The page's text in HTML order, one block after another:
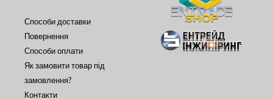
Способи доставки
Повернення
Способи оплати
Як замовити товар під
замовлення?
Контакти